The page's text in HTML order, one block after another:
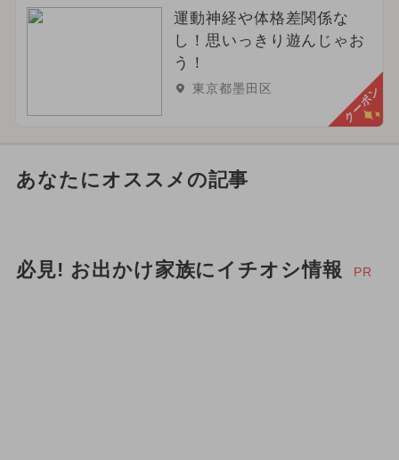
運動神経や体格差関係な
し！思いっきり遊んじゃお
う！
東京都墨田区 クーポン
あなたにオススメの記事
必見! お出かけ家族にイチオシ情報 PR